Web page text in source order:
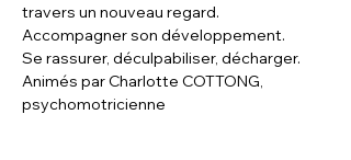
travers un nouveau regard.
Accompagner son développement.
Se rassurer, déculpabiliser, décharger.
Animés par Charlotte COTTONG,
psychomotricienne